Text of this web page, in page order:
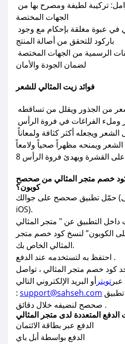
الجهات المختصة
باركود للتحقق من أصالة المنتج
لضمان الجودة والأمان
فوائد زيت المثالي للشعر
من الجذور ويقلل من تساقطه
وملء الفراغات في فروة الرأس
الشعر ويجعله أكثر كثافة ولمعاناً
الشعر ويمنحه مظهراً صحياً ولامعاً
على القشرة ويهدئ فروة الرأس
خصم متجر المثالي من صحصح
كوبون؟
حمّل تطبيق صحصح على جوالك (متوفر على Android و
iOS).
الكوبون” لنسخ كود خصم متجر
المثالي الخاص بك.
احتفظ به لتستخدمه عند الدفع .
كود خصم متجر المثالي ، تواصل
تويتر أو البريد الإلكتروني التالي
: support@sahseh.com
صحصح لنضيفه خلال دقائق .
الدفع المتعددة لدى متجر المثالي
الدفع بواسطة أبل باي